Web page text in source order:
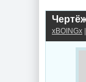
xBOINGx